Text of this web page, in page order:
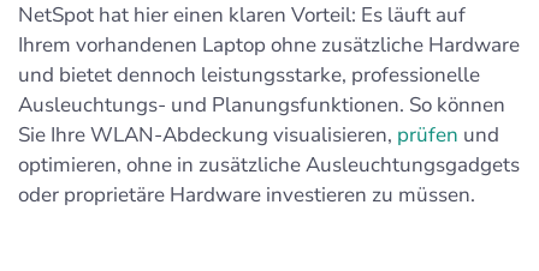
NetSpot hat hier einen klaren Vorteil: Es läuft auf
Ihrem vorhandenen Laptop ohne zusätzliche Hardware
und bietet dennoch leistungsstarke, professionelle
Ausleuchtungs- und Planungsfunktionen. So können
Sie Ihre WLAN-Abdeckung visualisieren, prüfen und
optimieren, ohne in zusätzliche Ausleuchtungsgadgets
oder proprietäre Hardware investieren zu müssen.